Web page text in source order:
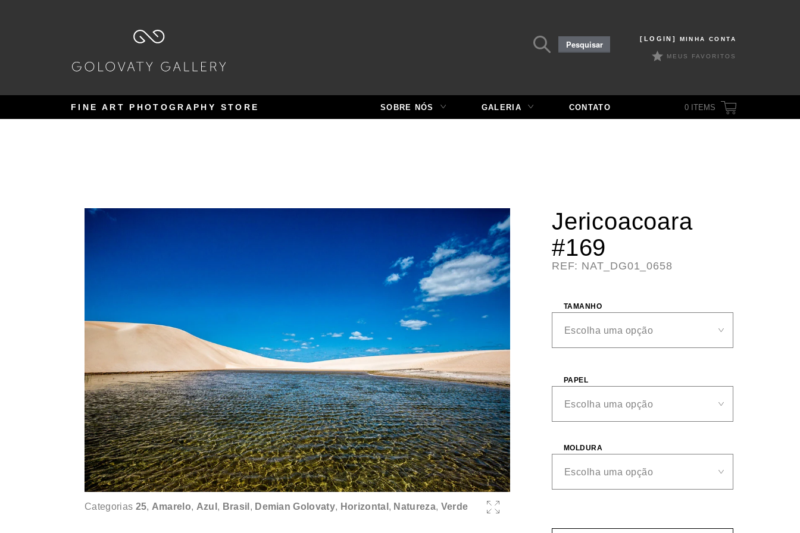
navegação
[LOGIN] MINHA CONTA
MEUS FAVORITOS
Pesquisar
por:Pesquisar
FINE ART PHOTOGRAPHY STORE SOBRE NÓS GALERIA CONTATO 0 ITEMS
Categorias 25, Amarelo, Azul , Brasil , Demian Golovaty, Horizontal , Natureza, Verde
Jericoacoara
#169
REF: NAT_DG01_0658
TAMANHO
PAPEL
MOLDURA